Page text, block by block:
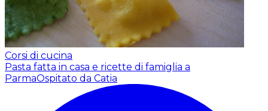
Corsi di cucina
Pasta fatta in casa e ricette di famiglia a
ParmaOspitato da Catia